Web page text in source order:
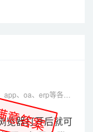
意答案
览器打开后就可